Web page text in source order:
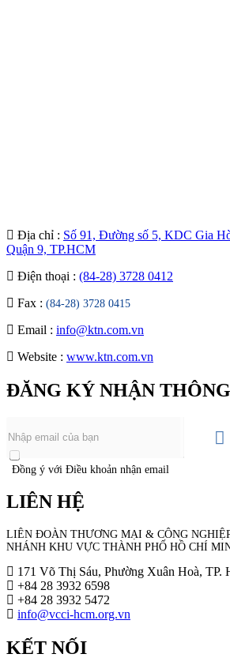
Địa chỉ : Số 91, Đường số 5, KDC Gia
Quận 9, TP.HCM
Điện thoại : (84-28) 3728 0412
Fax : (84-28) 3728 0415
Email : info@ktn.com.vn
Website : www.ktn.com.vn
ĐĂNG KÝ NHẬN
Đồng ý với Điều khoản nhận email
LIÊN HỆ
LIÊN ĐOÀN THƯƠNG MẠI & CÔNG
NHÁNH KHU VỰC THÀNH PHỐ HỒ CHÍ
171 Võ Thị Sáu, Phường Xuân Hoà, TP.
+84 28 3932 6598
+84 28 3932 5472
info@vcci-hcm.org.vn
KẾT NỐI